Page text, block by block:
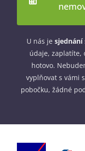
U nás je sjednání
údaje, zaplatíte,
hotovo.
vyplňovat s vámi
pobočku, žádné